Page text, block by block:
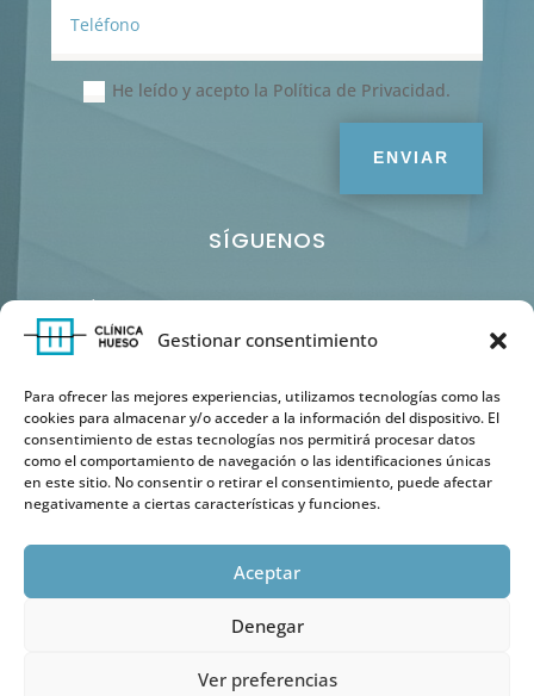
Gestionar consentimiento
Para ofrecer las mejores experiencias, utilizamos tecnologías como las
cookies para almacenar y/o acceder a la información del dispositivo. El
consentimiento de estas tecnologías nos permitirá procesar datos
como el comportamiento de navegación o las identificaciones únicas
en este sitio. No consentir o retirar el consentimiento, puede afectar
negativamente a ciertas características y funciones.
Aceptar
Denegar
Ver preferencias
He leído y acepto la Política de Privacidad.
ENVIAR
SÍGUENOS
info@clinicahueso.com
Copyright © 2025 Clínica Hueso | Todos los derechos
reservados